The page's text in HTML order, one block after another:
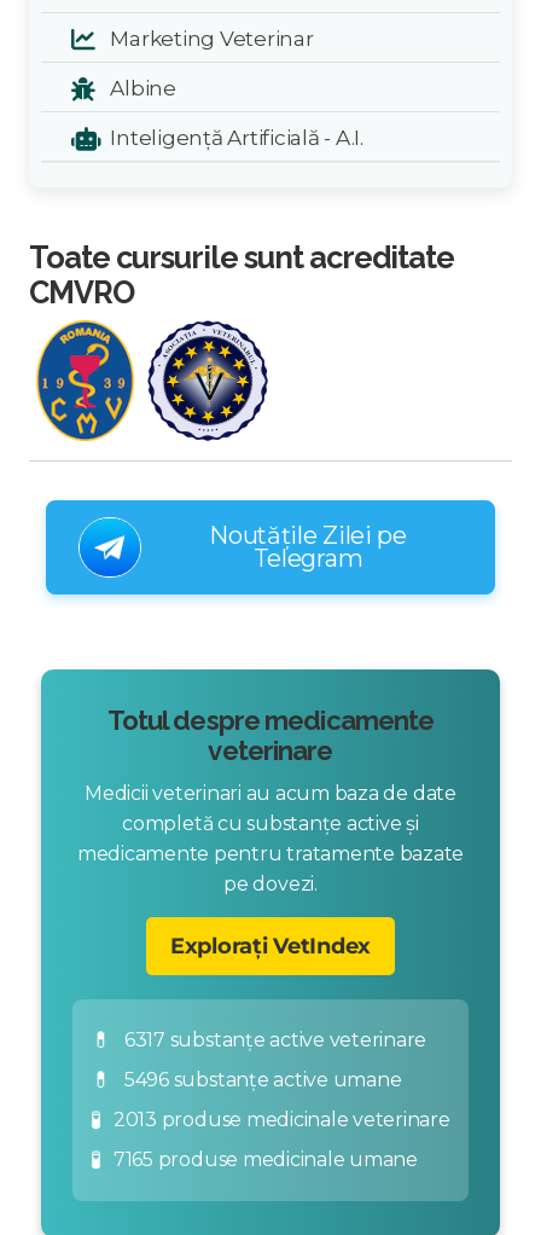
Marketing Veterinar
Albine
Inteligență Artificială - A.I.
Toate cursurile sunt acreditate
CMVRO
Noutățile Zilei pe
Telegram
Totul despre medicamente
veterinare
Medicii veterinari au acum baza de date
completă cu substanțe active și
medicamente pentru tratamente bazate
pe dovezi.
Explorați VetIndex
💊 6317 substanțe active veterinare
💊 5496 substanțe active umane
🧪 2013 produse medicinale veterinare
🧪 7165 produse medicinale umane